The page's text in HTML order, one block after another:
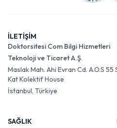
İLETİŞİM
Doktorsitesi Com Bilgi Hizmetleri
Teknoloji ve Ticaret A.Ş.
Maslak Mah. Ahi Evran Cd. A.O.S
Kat Kolektif House
İstanbul, Türkiye
SAĞLIK